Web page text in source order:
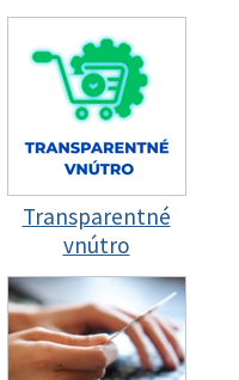
Transparentné
vnútro